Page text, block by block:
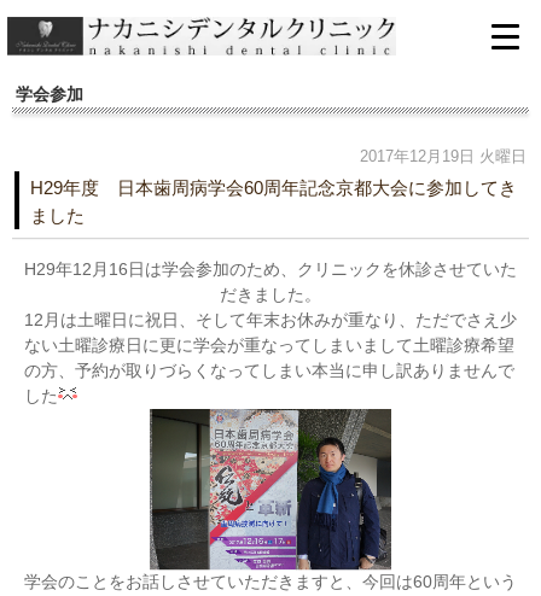
学会参加
2017年12月19日 火曜日
H29年度 日本歯周病学会60周年記念京都大会に参加してき
ました
H29年12月16日は学会参加のため、クリニックを休診させていた
だきました。
12月は土曜日に祝日、そして年末お休みが重なり、ただでさえ少
ない土曜診療日に更に学会が重なってしまいまして土曜診療希望
の方、予約が取りづらくなってしまい本当に申し訳ありませんで
した
学会のことをお話しさせていただきますと、今回は60周年という